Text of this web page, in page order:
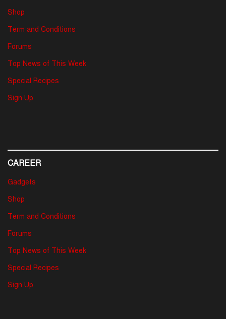
Shop
Term and Conditions
Forums
Top News of This Week
Special Recipes
Sign Up
CAREER
Gadgets
Shop
Term and Conditions
Forums
Top News of This Week
Special Recipes
Sign Up